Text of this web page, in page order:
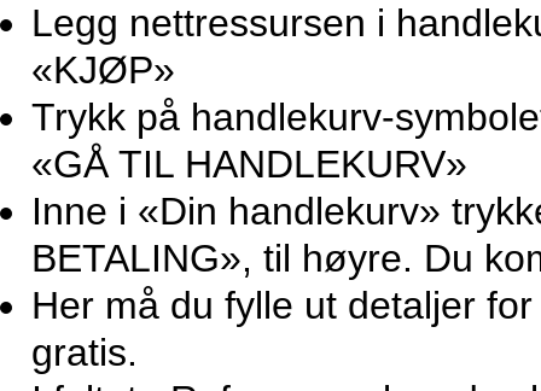
Legg nettressursen i
«KJØP»
Trykk på handlekurv-
«GÅ TIL HANDLEKURV»
Inne i «Din handlekurv»
BETALING», til høyre. Du
Her må du fylle ut detaljer
gratis.